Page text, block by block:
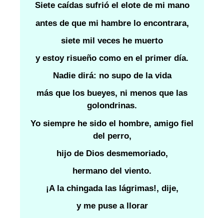
Siete caídas sufrió el elote de mi mano
antes de que mi hambre lo encontrara,
siete mil veces he muerto
y estoy risueño como en el primer día.
Nadie dirá: no supo de la vida
más que los bueyes, ni menos que las
golondrinas.
Yo siempre he sido el hombre, amigo fiel
del perro,
hijo de Dios desmemoriado,
hermano del viento.
¡A la chingada las lágrimas!, dije,
y me puse a llorar